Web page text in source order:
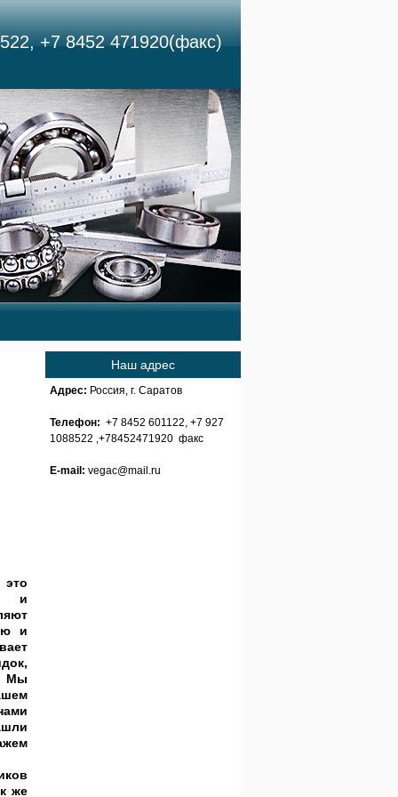
+7 8452 471920(факс)
и
и
Мы
же
Наш адрес
Адрес: Россия, г. Саратов
Телефон: +7 8452 601122, +7 927
1088522 ,+78452471920 факс
E-mail: vegac@mail.ru